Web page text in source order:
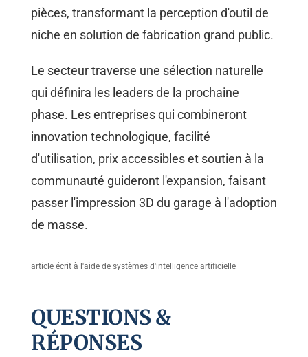
pièces, transformant la perception d'outil de
niche en solution de fabrication grand public.
Le secteur traverse une sélection naturelle
qui définira les leaders de la prochaine
phase. Les entreprises qui combineront
innovation technologique, facilité
d'utilisation, prix accessibles et soutien à la
communauté guideront l'expansion, faisant
passer l'impression 3D du garage à l'adoption
de masse.
article écrit à l'aide de systèmes d'intelligence artificielle
QUESTIONS &
RÉPONSES